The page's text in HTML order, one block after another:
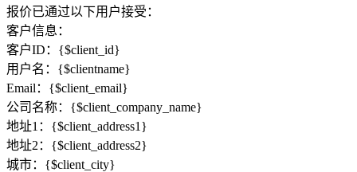
报价已通过以下用户接受：
客户信息：
客户ID：{$client_id}
用户名：{$clientname}
Email：{$client_email}
公司名称：{$client_company_name}
地址1：{$client_address1}
地址2：{$client_address2}
城市：{$client_city}